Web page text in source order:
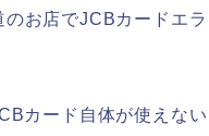
お店でJCBカードエラ
カード自体が使えない